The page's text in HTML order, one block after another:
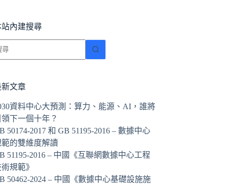
站內建搜尋
新文章
資料中心大預測：算力、能源、AI，誰將
下一個十年？
50174-2017 和 GB 51195-2016 – 數據中心
範的雙維度解讀
51195-2016 – 中國《互聯網數據中心工程
規範》
50462-2024 – 中國《數據中心基礎設施施